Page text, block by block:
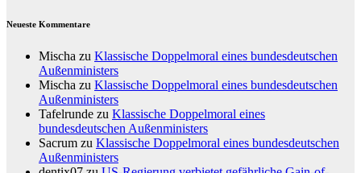
Neueste Kommentare
Mischa zu Klassische Doppelmoral eines bundesdeutschen
Außenministers
Mischa zu Klassische Doppelmoral eines bundesdeutschen
Außenministers
Tafelrunde zu Klassische Doppelmoral eines
bundesdeutschen Außenministers
Sacrum zu Klassische Doppelmoral eines bundesdeutschen
Außenministers